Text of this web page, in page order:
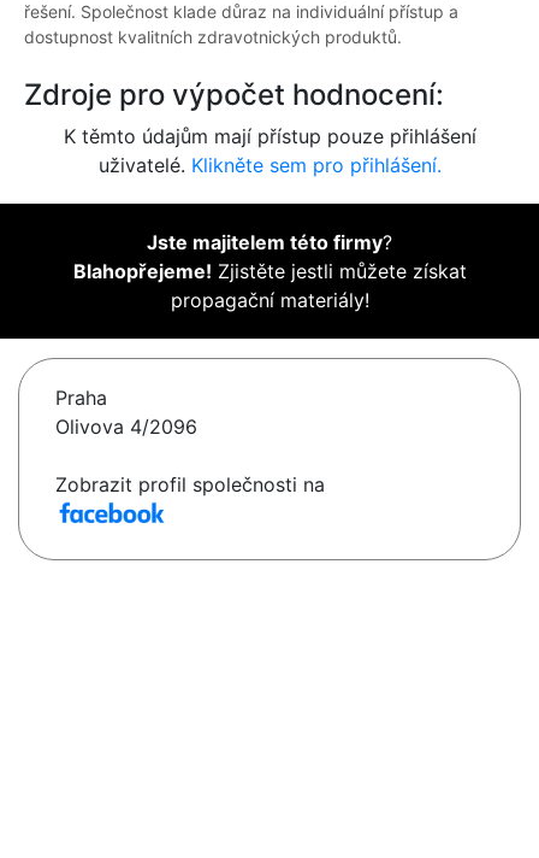
řešení. Společnost klade důraz na individuální přístup a
dostupnost kvalitních zdravotnických produktů.
Zdroje pro výpočet hodnocení:
K těmto údajům mají přístup pouze přihlášení
uživatelé. Klikněte sem pro přihlášení.
Jste majitelem této firmy?
Blahopřejeme! Zjistěte jestli můžete získat
propagační materiály!
Praha
Olivova 4/2096
Zobrazit profil společnosti na